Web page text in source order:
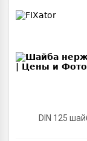
DIN 125